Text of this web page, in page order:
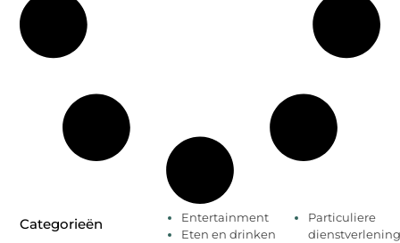
Categorieën
Entertainment
Eten en drinken
Particuliere
dienstverlening